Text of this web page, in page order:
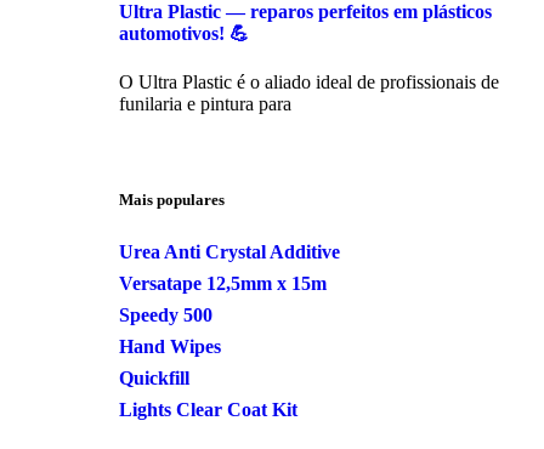
Ultra Plastic — reparos perfeitos em plásticos
automotivos! 💪
O Ultra Plastic é o aliado ideal de profissionais de
funilaria e pintura para
Mais populares
Urea Anti Crystal Additive
Versatape 12,5mm x 15m
Speedy 500
Hand Wipes
Quickfill
Lights Clear Coat Kit